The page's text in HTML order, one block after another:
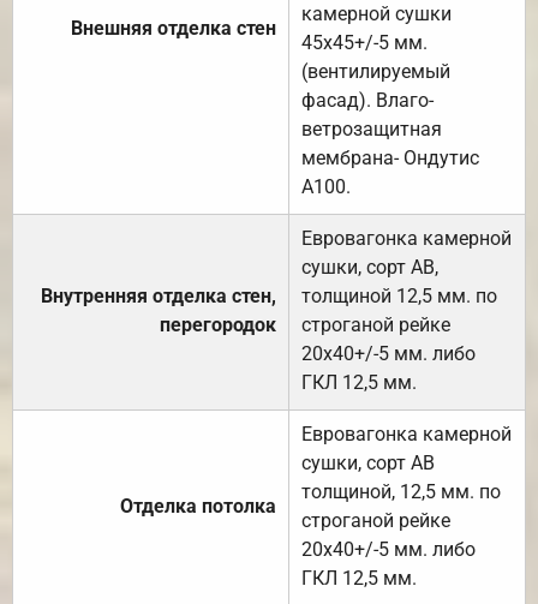
Внешняя отделка стен
камерной сушки
45х45+/-5 мм.
(вентилируемый
фасад). Влаго-
ветрозащитная
мембрана- Ондутис
А100.
Внутренняя отделка стен,
перегородок
Евровагонка камерной
сушки, сорт АВ,
толщиной 12,5 мм. по
строганой рейке
20х40+/-5 мм. либо
ГКЛ 12,5 мм.
Отделка потолка
Евровагонка камерной
сушки, сорт АВ
толщиной, 12,5 мм. по
строганой рейке
20х40+/-5 мм. либо
ГКЛ 12,5 мм.